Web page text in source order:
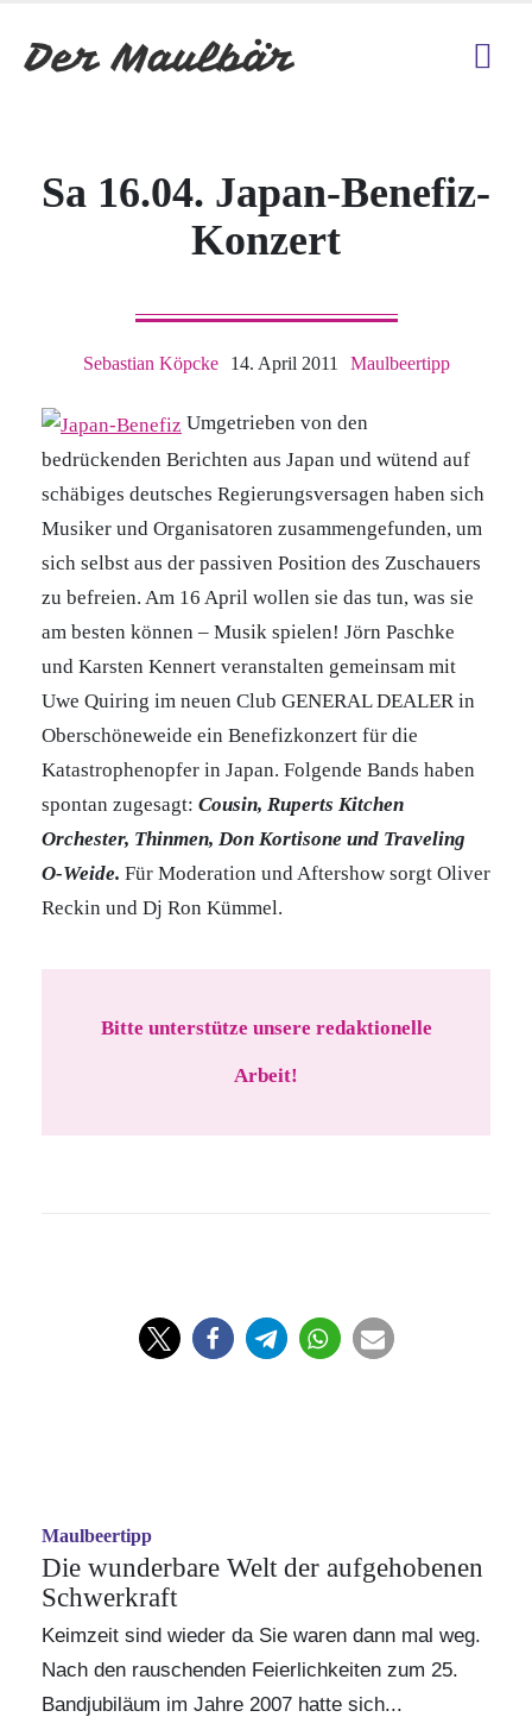
Sa 16.04. Japan-Benefiz-
Konzert
Sebastian Köpcke 14. April 2011 Maulbeertipp
Umgetrieben von den
bedrückenden Berichten aus Japan und wütend auf
schäbiges deutsches Regierungsversagen haben sich
Musiker und Organisatoren zusammengefunden, um
sich selbst aus der passiven Position des Zuschauers
zu befreien. Am 16 April wollen sie das tun, was sie
am besten können – Musik spielen! Jörn Paschke
und Karsten Kennert veranstalten gemeinsam mit
Uwe Quiring im neuen Club GENERAL DEALER in
Oberschöneweide ein Benefizkonzert für die
Katastrophenopfer in Japan. Folgende Bands haben
spontan zugesagt: Cousin, Ruperts Kitchen
Orchester, Thinmen, Don Kortisone und Traveling
O-Weide. Für Moderation und Aftershow sorgt Oliver
Reckin und Dj Ron Kümmel.
Bitte unterstütze unsere redaktionelle
Arbeit!
Maulbeertipp
Die wunderbare Welt der aufgehobenen
Schwerkraft
Keimzeit sind wieder da Sie waren dann mal weg.
Nach den rauschenden Feierlichkeiten zum 25.
Bandjubiläum im Jahre 2007 hatte sich...